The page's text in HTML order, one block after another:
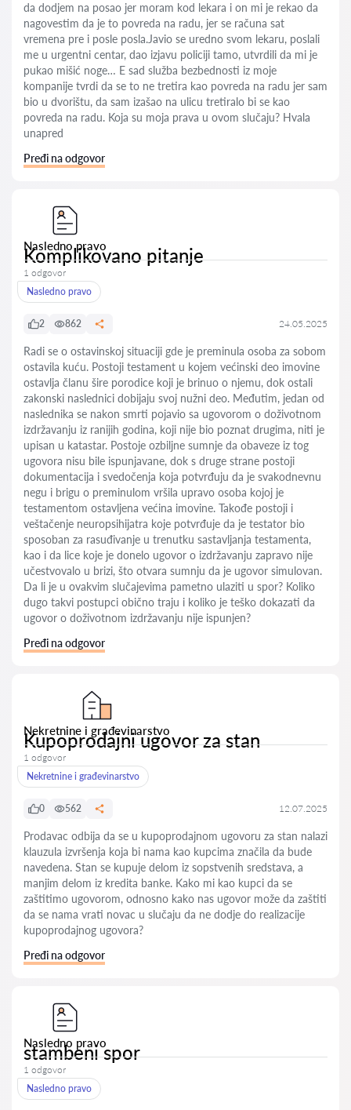
da dodjem na posao jer moram kod lekara i on mi je rekao da
nagovestim da je to povreda na radu, jer se računa sat
vremena pre i posle posla.Javio se uredno svom lekaru, poslali
me u urgentni centar, dao izjavu policiji tamo, utvrdili da mi je
pukao mišić noge… E sad služba bezbednosti iz moje
kompanije tvrdi da se to ne tretira kao povreda na radu jer sam
bio u dvorištu, da sam izašao na ulicu tretiralo bi se kao
povreda na radu. Koja su moja prava u ovom slučaju? Hvala
unapred
Pređi na odgovor
Nasledno pravo
Komplikovano pitanje
1 odgovor
Nasledno pravo
2 862 24.05.2025
Radi se o ostavinskoj situaciji gde je preminula osoba za sobom
ostavila kuću. Postoji testament u kojem većinski deo imovine
ostavlja članu šire porodice koji je brinuo o njemu, dok ostali
zakonski naslednici dobijaju svoj nužni deo. Međutim, jedan od
naslednika se nakon smrti pojavio sa ugovorom o doživotnom
izdržavanju iz ranijih godina, koji nije bio poznat drugima, niti je
upisan u katastar. Postoje ozbiljne sumnje da obaveze iz tog
ugovora nisu bile ispunjavane, dok s druge strane postoji
dokumentacija i svedočenja koja potvrđuju da je svakodnevnu
negu i brigu o preminulom vršila upravo osoba kojoj je
testamentom ostavljena većina imovine. Takođe postoji i
veštačenje neuropsihijatra koje potvrđuje da je testator bio
sposoban za rasuđivanje u trenutku sastavljanja testamenta,
kao i da lice koje je donelo ugovor o izdržavanju zapravo nije
učestvovalo u brizi, što otvara sumnju da je ugovor simulovan.
Da li je u ovakvim slučajevima pametno ulaziti u spor? Koliko
dugo takvi postupci obično traju i koliko je teško dokazati da
ugovor o doživotnom izdržavanju nije ispunjen?
Pređi na odgovor
Nekretnine i građevinarstvo
Kupoprodajni ugovor za stan
1 odgovor
Nekretnine i građevinarstvo
0 562 12.07.2025
Prodavac odbija da se u kupoprodajnom ugovoru za stan nalazi
klauzula izvršenja koja bi nama kao kupcima značila da bude
navedena. Stan se kupuje delom iz sopstvenih sredstava, a
manjim delom iz kredita banke. Kako mi kao kupci da se
zaštitimo ugovorom, odnosno kako nas ugovor može da zaštiti
da se nama vrati novac u slučaju da ne dodje do realizacije
kupoprodajnog ugovora?
Pređi na odgovor
Nasledno pravo
stambeni spor
1 odgovor
Nasledno pravo